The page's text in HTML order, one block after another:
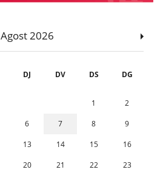
Agost 2026
DJ DV DS DG
1
2
6 7 8
9
13 14 15
16
20 21 22
23